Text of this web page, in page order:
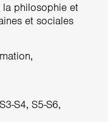
la philosophie et
et sociales
S4, S5-S6,